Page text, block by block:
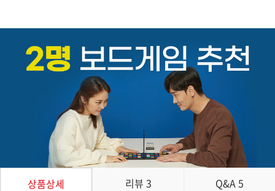
상품상세 리뷰 3 Q&A5